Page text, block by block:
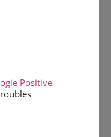
Positive